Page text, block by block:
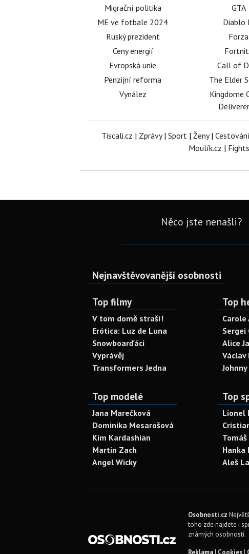
Migrační politika
ME ve fotbale 2024
Ruský prezident
Ceny energií
Evropská unie
Penzijní reforma
Vynález
GTA
Diablo
Forza
Call of
The Elder
Kingdome
Tiscali.cz | Zprávy| Sport| Ženy| Cestování
Moulík.cz |
Něco jste nenašli?
Nejnavštěvovanější osobnosti
Top filmy
V tom domě straší!
Erótica: Luz de Luna
Snowboarďáci
Vyprávěj
Transformers Jedna
Top
Carole
Sergei
Alice
Václav
Johnny
Top modelé
Jana Marečková
Dominika Mesarošová
Kim Kardashian
Martin Zach
Angel Wicky
Top
Lionel
Tomáš
Hanka
Aleš
Osobnosti.cz
toho zde najdete i
známých osobností.